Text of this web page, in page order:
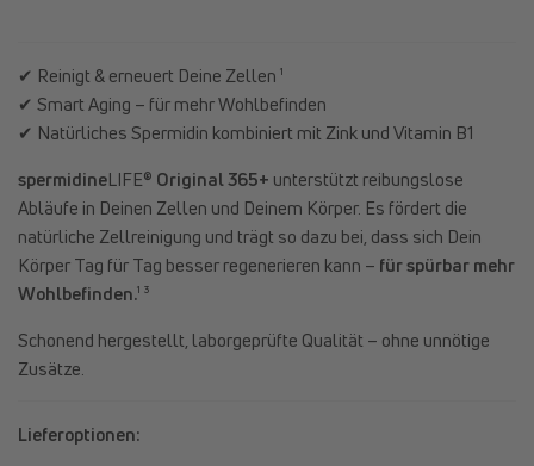
✔ Reinigt & erneuert Deine Zellen ¹
✔ Smart Aging – für mehr Wohlbefinden
✔ Natürliches Spermidin kombiniert mit Zink und Vitamin B1
spermidineLIFE® Original 365+ unterstützt reibungslose
Abläufe in Deinen Zellen und Deinem Körper. Es fördert die
natürliche Zellreinigung und trägt so dazu bei, dass sich Dein
Körper Tag für Tag besser regenerieren kann – für spürbar mehr
Wohlbefinden.¹ ³
Schonend hergestellt, laborgeprüfte Qualität – ohne unnötige
Zusätze.
Lieferoptionen: